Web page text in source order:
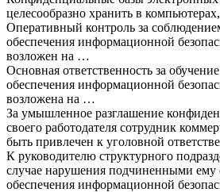
целесообразно хранить в
Оперативный контроль за
обеспечения информационной
возложен на …
Основная ответственность за
обеспечения информационной
возложена на …
За умышленное разглашение
своего работодателя сотрудник
быть привлечен к уголовной
К руководителю структурного
случае нарушения подчиненными ему
обеспечения информационной